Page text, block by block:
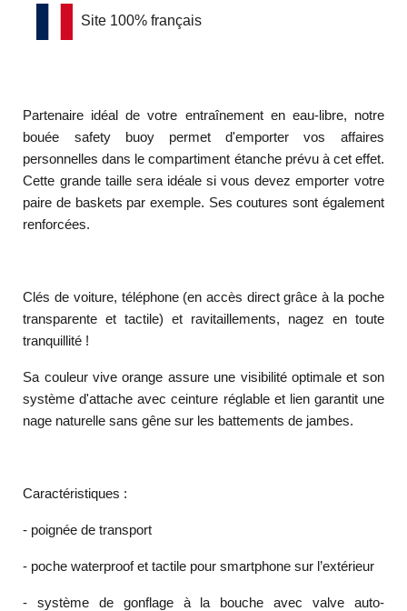
Site 100% français
Partenaire idéal de votre entraînement en eau-libre, notre
bouée safety buoy permet d'emporter vos affaires
personnelles dans le compartiment étanche prévu à cet effet.
Cette grande taille sera idéale si vous devez emporter votre
paire de baskets par exemple. Ses coutures sont également
renforcées.
Clés de voiture, téléphone (en accès direct grâce à la poche
transparente et tactile) et ravitaillements, nagez en toute
tranquillité !
Sa couleur vive orange assure une visibilité optimale et son
système d'attache avec ceinture réglable et lien garantit une
nage naturelle sans gêne sur les battements de jambes.
Caractéristiques :
- poignée de transport
- poche waterproof et tactile pour smartphone sur l’extérieur
- système de gonflage à la bouche avec valve auto-